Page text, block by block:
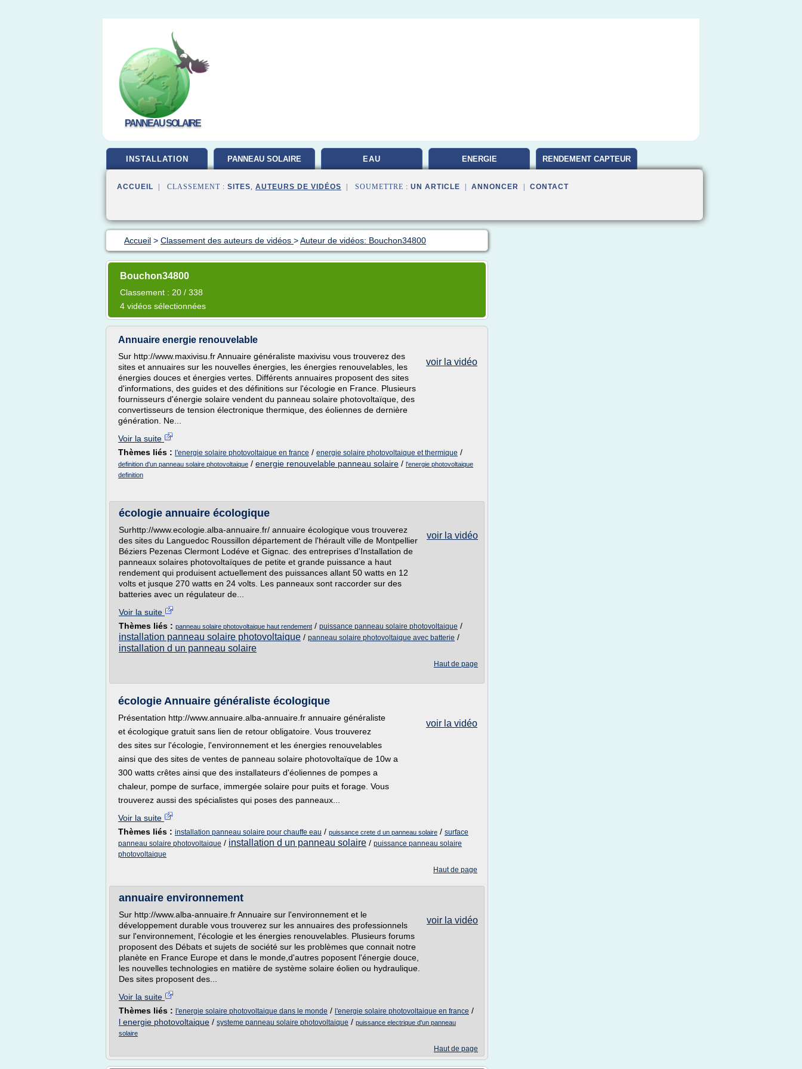
PANNEAU SOLAIRE
INSTALLATION PANNEAU SOLAIRE EAU ENERGIE RENDEMENT CAPTEUR
ACCUEIL | CLASSEMENT : SITES, AUTEURS DE VIDÉOS | SOUMETTRE : UN ARTICLE ANNONCER CONTACT
Accueil > Classement des auteurs de vidéos >Auteur de vidéos: Bouchon34800
Bouchon34800
Classement : 20 / 338
4 vidéos sélectionnées
Annuaire energie renouvelable
voir la vidéo
Sur http://www.maxivisu.fr Annuaire généraliste maxivisu vous trouverez des
sites et annuaires sur les nouvelles énergies, les énergies renouvelables, les
énergies douces et énergies vertes. Différents annuaires proposent des sites
d'informations, des guides et des définitions sur l'écologie en France. Plusieurs
fournisseurs d'énergie solaire vendent du panneau solaire photovoltaïque, des
convertisseurs de tension électronique thermique, des éoliennes de dernière
génération. Ne...
Voir la suite
Thèmes liés : l'energie solaire photovoltaique en france / energie solaire photovoltaique et thermique /
definition d'un panneau solaire photovoltaique / energie renouvelable panneau solaire / l'energie photovoltaique
definition
écologie annuaire écologique
voir la vidéo
Surhttp://www.ecologie.alba-annuaire.fr/ annuaire écologique vous trouverez
des sites du Languedoc Roussillon département de l'hérault ville de Montpellier
Béziers Pezenas Clermont Lodéve et Gignac. des entreprises d'Installation de
panneaux solaires photovoltaïques de petite et grande puissance a haut
rendement qui produisent actuellement des puissances allant 50 watts en 12
volts et jusque 270 watts en 24 volts. Les panneaux sont raccorder sur des
batteries avec un régulateur de...
Voir la suite
Thèmes liés : panneau solaire photovoltaique haut rendement / puissance panneau solaire photovoltaique /
installation panneau solaire photovoltaique / panneau solaire photovoltaique avec batterie /
installation d un panneau solaire
Haut de page
écologie Annuaire généraliste écologique
voir la vidéo
Présentation http://www.annuaire.alba-annuaire.fr annuaire généraliste
et écologique gratuit sans lien de retour obligatoire. Vous trouverez
des sites sur l'écologie, l'environnement et les énergies renouvelables
ainsi que des sites de ventes de panneau solaire photovoltaïque de 10w a
300 watts crêtes ainsi que des installateurs d'éoliennes de pompes a
chaleur, pompe de surface, immergée solaire pour puits et forage. Vous
trouverez aussi des spécialistes qui poses des panneaux...
Voir la suite
Thèmes liés : installation panneau solaire pour chauffe eau / puissance crete d un panneau solaire / surface
panneau solaire photovoltaique / installation d un panneau solaire / puissance panneau solaire
photovoltaique
Haut de page
annuaire environnement
voir la vidéo
Sur http://www.alba-annuaire.fr Annuaire sur l'environnement et le
développement durable vous trouverez sur les annuaires des professionnels
sur l'environnement, l'écologie et les énergies renouvelables. Plusieurs forums
proposent des Débats et sujets de société sur les problèmes que connait notre
planète en France Europe et dans le monde,d'autres poposent l'énergie douce,
les nouvelles technologies en matière de système solaire éolien ou hydraulique.
Des sites proposent des...
Voir la suite
Thèmes liés : l'energie solaire photovoltaique dans le monde / l'energie solaire photovoltaique en france /
l energie photovoltaique / systeme panneau solaire photovoltaique / puissance electrique d'un panneau
solaire
Haut de page